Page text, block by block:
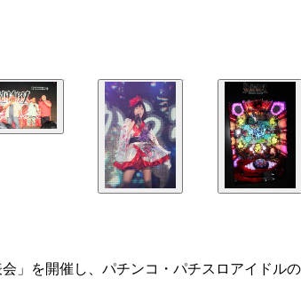
」を開催し、パチンコ・パチスロアイドルの